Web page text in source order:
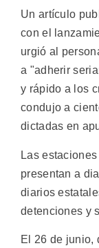
Un artículo
con el
urgió al
a "adherir
y rápido a los
condujo a
dictadas en
Las
presentan a
diarios
detenciones y
El 26 de junio,